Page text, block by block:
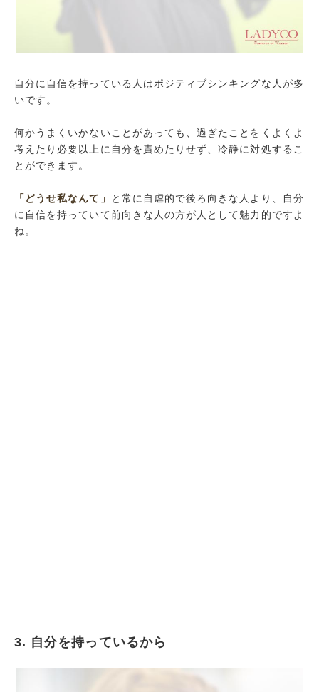
自分に自信を持っている人はポジティブシンキングな人が多
いです。
何かうまくいかないことがあっても、過ぎたことをくよくよ
考えたり必要以上に自分を責めたりせず、冷静に対処するこ
とができます。
「どうせ私なんて」
と常に自虐的で後ろ向きな人より、自分
に自信を持っていて前向きな人の方が人として魅力的ですよ
ね。
3. 自分を持っているから